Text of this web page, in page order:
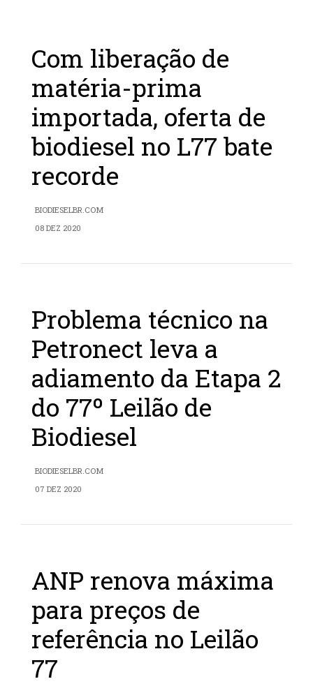
Com liberação de
matéria-prima
importada, oferta de
biodiesel no L77 bate
recorde
BIODIESELBR.COM
08 DEZ 2020
Problema técnico na
Petronect leva a
adiamento da Etapa 2
do 77º Leilão de
Biodiesel
BIODIESELBR.COM
07 DEZ 2020
ANP renova máxima
para preços de
referência no Leilão
77